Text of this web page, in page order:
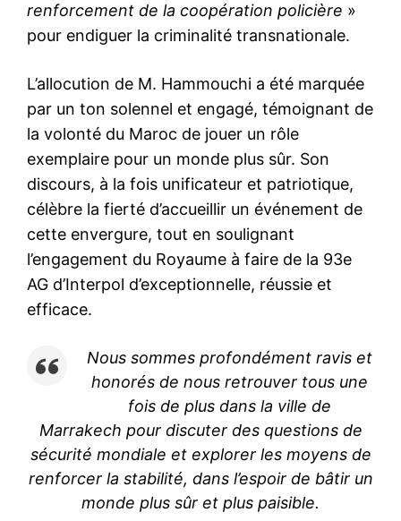
renforcement de la coopération policière »
pour endiguer la criminalité transnationale.
L’allocution de M. Hammouchi a été marquée
par un ton solennel et engagé, témoignant de
la volonté du Maroc de jouer un rôle
exemplaire pour un monde plus sûr. Son
discours, à la fois unificateur et patriotique,
célèbre la fierté d’accueillir un événement de
cette envergure, tout en soulignant
l’engagement du Royaume à faire de la 93e
AG d’Interpol d’exceptionnelle, réussie et
efficace.
Nous sommes profondément ravis et
honorés de nous retrouver tous une
fois de plus dans la ville de
Marrakech pour discuter des questions de
sécurité mondiale et explorer les moyens de
renforcer la stabilité, dans l’espoir de bâtir un
monde plus sûr et plus paisible.